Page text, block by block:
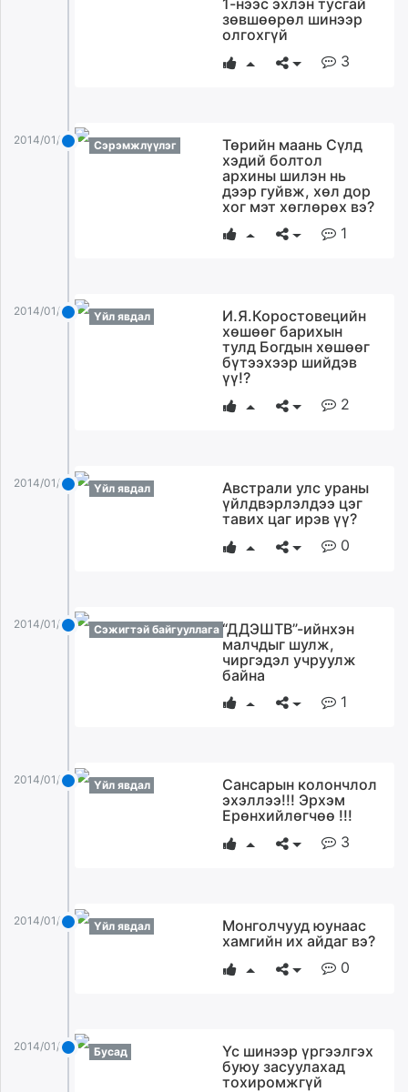
1-нээс эхлэн тусгай
зөвшөөрөл шинээр
олгохгүй
3
2014/01/02 Сэрэмжлүүлэг
Төрийн маань Сүлд
хэдий болтол
архины шилэн нь
дээр гуйвж, хөл дор
хог мэт хөглөрөх вэ?
1
2014/01/02 Үйл явдал
И.Я.Коростовецийн
хөшөөг барихын
тулд Богдын хөшөөг
бүтээхээр шийдэв
үү!?
2
2014/01/02 Үйл явдал
Австрали улс ураны
үйлдвэрлэлдээ цэг
тавих цаг ирэв үү?
0
2014/01/02 Сэжигтэй байгууллага “ДДЭШТВ”-ийнхэн
малчдыг шулж,
чиргэдэл учруулж
байна
1
2014/01/02 Үйл явдал
Сансарын колончлол
эхэллээ!!! Эрхэм
Ерөнхийлөгчөө !!!
3
2014/01/02 Үйл явдал
Монголчууд юунаас
хамгийн их айдаг вэ?
0
2014/01/02 Бусад
Үс шинээр үргээлгэх
буюу засуулахад
тохиромжгүй